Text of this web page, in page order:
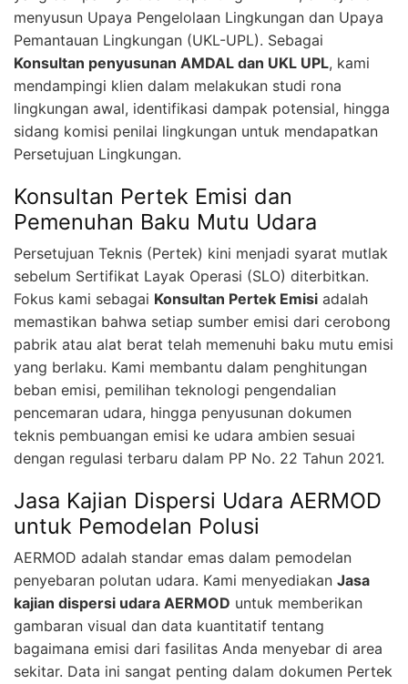
menyusun Upaya Pengelolaan Lingkungan dan Upaya
Pemantauan Lingkungan (UKL-UPL). Sebagai
Konsultan penyusunan AMDAL dan UKL UPL, kami
mendampingi klien dalam melakukan studi rona
lingkungan awal, identifikasi dampak potensial, hingga
sidang komisi penilai lingkungan untuk mendapatkan
Persetujuan Lingkungan.
Konsultan Pertek Emisi dan
Pemenuhan Baku Mutu Udara
Persetujuan Teknis (Pertek) kini menjadi syarat mutlak
sebelum Sertifikat Layak Operasi (SLO) diterbitkan.
Fokus kami sebagai Konsultan Pertek Emisi adalah
memastikan bahwa setiap sumber emisi dari cerobong
pabrik atau alat berat telah memenuhi baku mutu emisi
yang berlaku. Kami membantu dalam penghitungan
beban emisi, pemilihan teknologi pengendalian
pencemaran udara, hingga penyusunan dokumen
teknis pembuangan emisi ke udara ambien sesuai
dengan regulasi terbaru dalam PP No. 22 Tahun 2021.
Jasa Kajian Dispersi Udara AERMOD
untuk Pemodelan Polusi
AERMOD adalah standar emas dalam pemodelan
penyebaran polutan udara. Kami menyediakan Jasa
kajian dispersi udara AERMOD untuk memberikan
gambaran visual dan data kuantitatif tentang
bagaimana emisi dari fasilitas Anda menyebar di area
sekitar. Data ini sangat penting dalam dokumen Pertek